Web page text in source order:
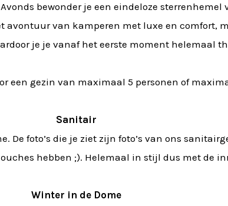
bewonder je een eindeloze
van kamperen met luxe en comfort,
je je vanaf het eerste moment helemaal
een gezin van maximaal 5 personen of
Sanitair
De foto’s die je ziet zijn foto’s van ons
hebben ;). Helemaal in stijl dus met de
Winter in de Dome